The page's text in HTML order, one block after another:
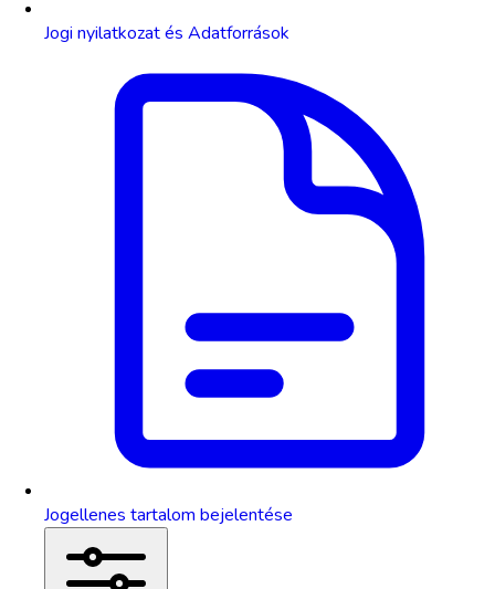
Jogi nyilatkozat és Adatforrások
Jogellenes tartalom bejelentése